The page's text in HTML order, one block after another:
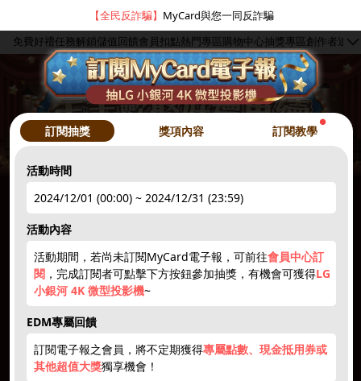
【全民反詐騙】 MyCard與您一同反詐騙
●
簽到禮1 註冊領點數 下載APP 限量50點 抽10000點
hot
5~3000點
hot
抽iPhone 點數補給 贈紅利 1212刮刮卡
免費好禮任務解鎖儲值回饋會員扣點熱門專區購物中心抽獎專區 創作者追
訂閱抽獎 獎項內容 訂閱教學
●
活動時間
2024/12/01 (00:00) ~ 2024/12/31 (23:59)
活動內容
活動期間，若尚未訂閱MyCard電子報，可前往會員中心訂
閱 ，完成訂閱者可點擊下方按鈕參加抽獎，有機會可獲得LG
小銀河 4K 微型投影機~
EDM專屬回饋
訂閱電子報之會員，將不定期獲得專屬點數、現金抵用券或
其他超值大獎獨享機會！